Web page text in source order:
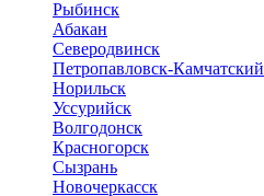
Рыбинск
Абакан
Северодвинск
Петропавловск-Камчатский
Норильск
Уссурийск
Волгодонск
Красногорск
Сызрань
Новочеркасск